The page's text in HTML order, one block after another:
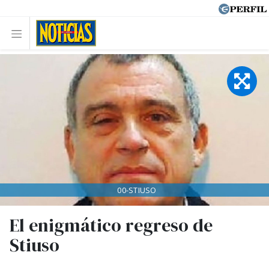
El enigmático regreso de
Stiuso
00-STIUSO